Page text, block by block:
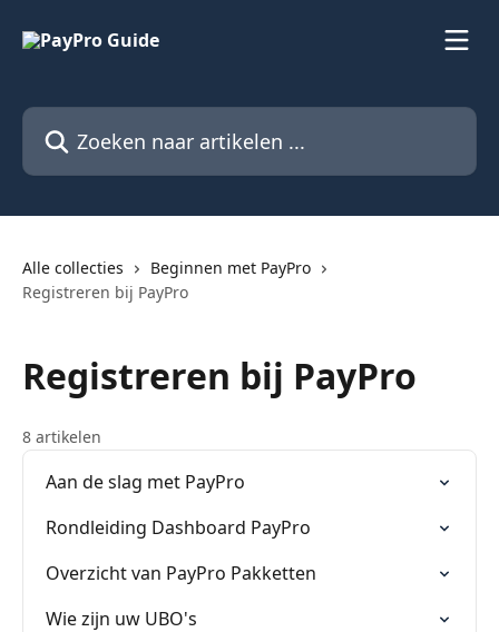
Zoeken naar artikelen ...
Alle collecties
Beginnen met PayPro
Registreren bij PayPro
Registreren bij PayPro
8 artikelen
Aan de slag met PayPro
Rondleiding Dashboard PayPro
Overzicht van PayPro Pakketten
Wie zijn uw UBO's